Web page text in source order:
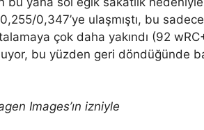
0,347’ye ulaşmıştı, bu
çok daha yakındı (92
bu yüzden geri döndüğünde
Images’ın izniyle